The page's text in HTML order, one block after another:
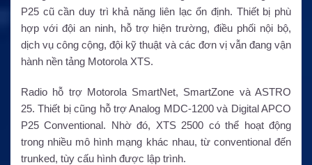
P25 cũ cần duy trì khả năng liên lạc ổn định. Thiết bị phù
hợp với đội an ninh, hỗ trợ hiện trường, điều phối nội bộ,
dịch vụ công cộng, đội kỹ thuật và các đơn vị vẫn đang vận
hành nền tảng Motorola XTS.
Radio hỗ trợ Motorola SmartNet, SmartZone và ASTRO
25. Thiết bị cũng hỗ trợ Analog MDC-1200 và Digital APCO
P25 Conventional. Nhờ đó, XTS 2500 có thể hoạt động
trong nhiều mô hình mạng khác nhau, từ conventional đến
trunked, tùy cấu hình được lập trình.